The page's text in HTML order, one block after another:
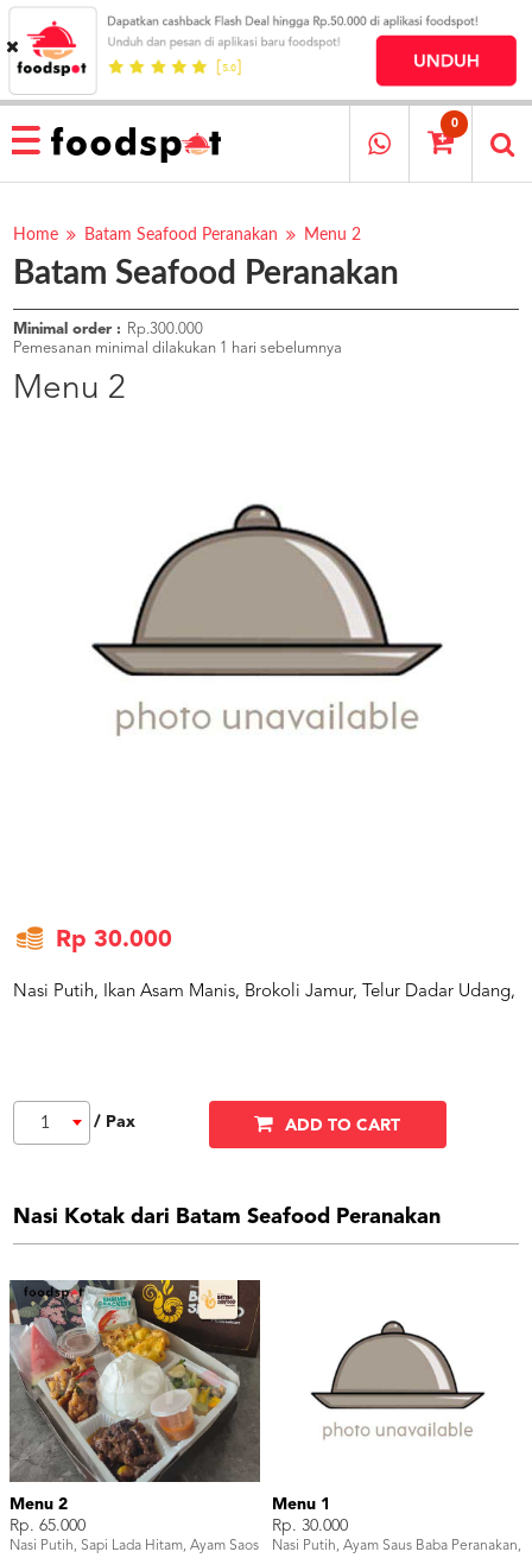
HOME
MENU
RESTAURANT
PESAN
OUR
COMPANY
KATA
MEREKA
KATALOG
0
Home Batam Seafood Peranakan Menu 2
Batam Seafood Peranakan
Minimal order :
Rp.300.000
Pemesanan minimal dilakukan 1 hari sebelumnya
Menu 2
Rp 30.000
Nasi Putih, Ikan Asam Manis, Brokoli Jamur, Telur Dadar Udang,
1 / Pax ADD TO CART
Nasi Kotak dari Batam Seafood Peranakan
Menu 2
Rp. 65.000
Nasi Putih, Sapi Lada Hitam, Ayam Saos
Menu 1
Rp. 30.000
Nasi Putih, Ayam Saus Baba Peranakan,